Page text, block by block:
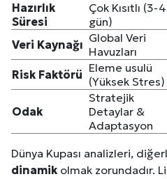
Hazırlık
Süresi
Çok Kısıtlı (3-4
gün)
Veri Kaynağı Global Veri
Havuzları
Risk Faktörü Eleme usulü
(Yüksek Stres)
Odak
Stratejik
Detaylar &
Adaptasyon
Dünya Kupası analizleri,
dinamik olmak zorundadır.